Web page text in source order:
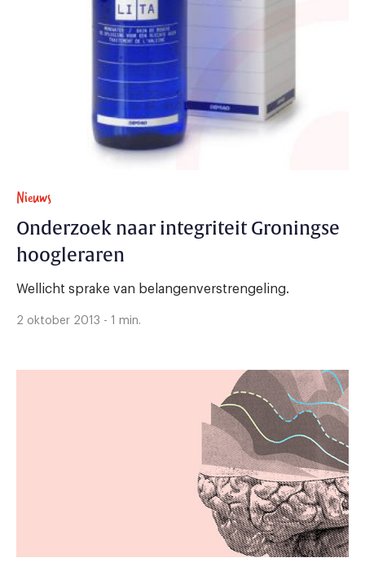
Nieuws
Onderzoek naar integriteit Groningse
hoogleraren
Wellicht sprake van belangenverstrengeling.
2 oktober 2013 - 1 min.